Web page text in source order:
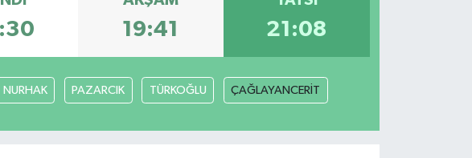
19:41 21:08
NURHAK PAZARCIK TÜRKOĞLU ÇAĞLAYANCERİT